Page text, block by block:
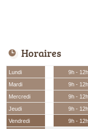
Horaires
Lundi 9h - 12h
Mardi
9h - 12h
Mercredi
9h - 12h
Jeudi
9h - 12h
Vendredi
9h - 12h